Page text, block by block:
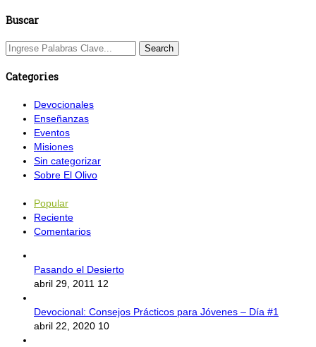
Buscar
Categories
Devocionales
Enseñanzas
Eventos
Misiones
Sin categorizar
Sobre El Olivo
Popular
Reciente
Comentarios
Pasando el Desierto
abril 29, 2011 12
Devocional: Consejos Prácticos para Jóvenes – Día #1
abril 22, 2020 10